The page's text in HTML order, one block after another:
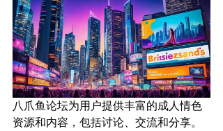
八爪鱼论坛为用户提供丰富的成人情色
资源和内容，包括讨论、交流和分享。